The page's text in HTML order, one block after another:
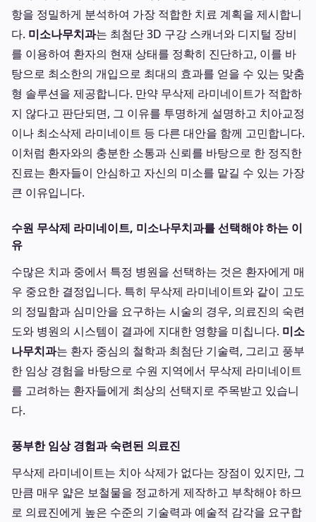
항을 정밀하게 분석하여 가장 적합한 치료 계획을 제시합니
다. 미소나무치과는 최첨단 3D 구강 스캐너와 디지털 장비
를 이용하여 환자의 현재 상태를 정확히 진단하고, 이를 바
탕으로 최소한의 개입으로 최대의 효과를 얻을 수 있는 맞춤
형 솔루션을 제공합니다. 만약 무삭제 라미네이트가 적합하
지 않다고 판단되면, 그 이유를 투명하게 설명하고 치아교정
이나 최소삭제 라미네이트 등 다른 대안을 함께 고민합니다.
이처럼 환자와의 충분한 소통과 신뢰를 바탕으로 한 정직한
진료는 환자들이 안심하고 자신의 미소를 맡길 수 있는 가장
큰 이유입니다.
수원 무삭제 라미네이트, 미소나무치과를 선택해야 하는 이
유
수많은 치과 중에서 특정 병원을 선택하는 것은 환자에게 매
우 중요한 결정입니다. 특히 무삭제 라미네이트와 같이 고도
의 정밀함과 심미안을 요구하는 시술의 경우, 의료진의 숙련
도와 병원의 시스템이 결과에 지대한 영향을 미칩니다. 미소
나무치과는 환자 중심의 철학과 최첨단 기술력, 그리고 풍부
한 임상 경험을 바탕으로 수원 지역에서 무삭제 라미네이트
를 고려하는 환자들에게 최상의 선택지로 주목받고 있습니
다.
풍부한 임상 경험과 숙련된 의료진
무삭제 라미네이트는 치아 삭제가 없다는 장점이 있지만, 그
만큼 매우 얇은 보철물을 정교하게 제작하고 부착해야 하므
로 의료진에게 높은 수준의 기술력과 예술적 감각을 요구합